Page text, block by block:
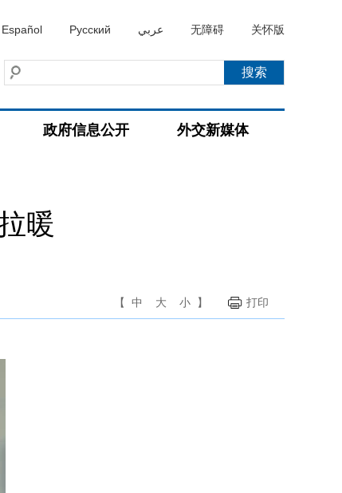
Español Русский عربي 无障碍 关怀版
政府信息公开 外交新媒体
暖
【 中 大 小 】 打印